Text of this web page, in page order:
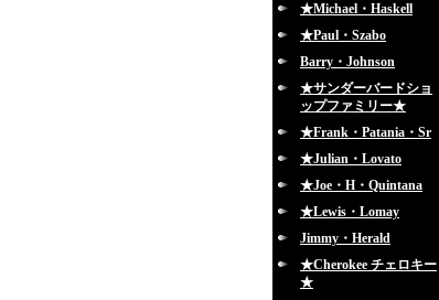
★Michael・Haskell
★Paul・Szabo
Barry・Johnson
★サンダーバードショ
ップファミリー★
★Frank・Patania・Sr
★Julian・Lovato
★Joe・H・Quintana
★Lewis・Lomay
Jimmy・Herald
★Cherokee チェロキー
★